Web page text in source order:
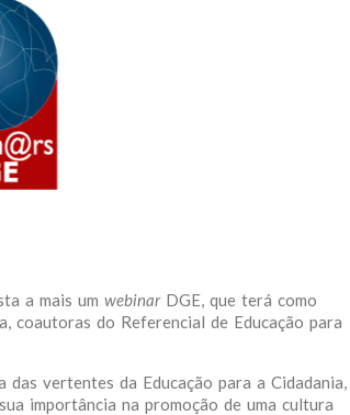
a mais um webinar DGE, que terá como
coautoras do Referencial de Educação para
vertentes da Educação para a Cidadania,
importância na promoção de uma cultura